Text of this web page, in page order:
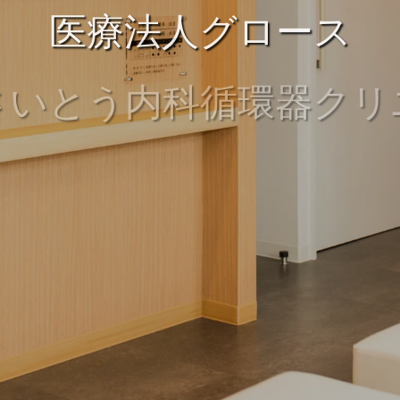
医療法人グロース
とう内科循環器ク